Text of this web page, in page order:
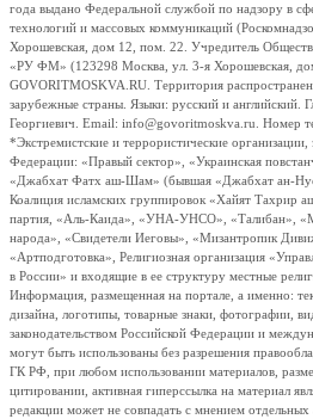
года выдано Федеральной службой по надзору в
технологий и массовых коммуникаций
Хорошевская, дом 12, пом. 22. Учредитель
«РУ ФМ» (123298 Москва, ул. 3-я Хорошевская,
GOVORITMOSKVA.RU. Территория
зарубежные страны. Языки: русский и английский.
Георгиевич. Email: info@govoritmoskva.ru. Номер
*Экстремистские и террористические
Федерации: «Правый сектор», «Украинская
«Джабхат Фатх аш-Шам» (бывшая «Джабхат ан-
Коалиция исламских группировок «Хайят Тахрир
партия, «Аль-Каида», «УНА-УНСО», «Талибан»,
народа», «Свидетели Иеговы», «Мизантропик
«Артподготовка», Религиозная организация
в России» и входящие в ее структуру местные
Информация, размещенная на портале, а именно:
дизайна, логотипы, товарные знаки, фотографии,
законодательством Российской Федерации и
могут быть использованы без разрешения
ГК РФ, при любом использовании материалов,
цитировании, активная гиперссылка на материал
редакции может не совпадать с мнением отдельных